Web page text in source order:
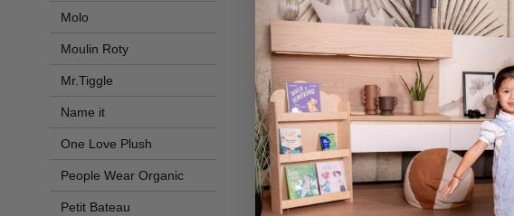
Molo
Moulin Roty
Mr.Tiggle
Name it
One Love Plush
People Wear Organic
Petit Bateau